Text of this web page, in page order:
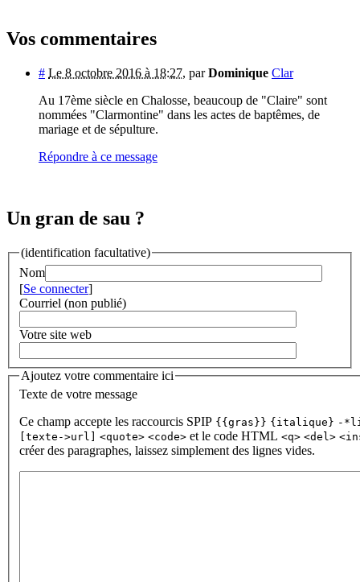
Vos commentaires
# Le 8 octobre 2016 à 18:27, parDominique Clar
Au 17ème siècle en Chalosse, beaucoup de "Claire" sont
nommées "Clarmontine" dans les actes de baptêmes, de
mariage et de sépulture.
Répondre à ce message
Un gran de sau ?
(identification facultative)
Nom
[Se connecter]
Courriel (non publié)
Votre site web
Ajoutez votre commentaire ici
Texte de votre message
Ce champ accepte les raccourcis SPIP {{gras}} {italique} -
[texte->url]
<quote> <code> et le code HTML <q> <del>
créer des paragraphes, laissez simplement des lignes vides.